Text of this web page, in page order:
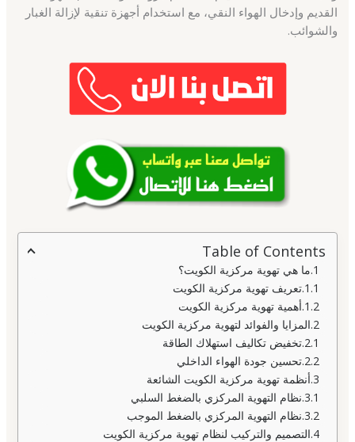
القديم وإدخال الهواء النقي، مع استخدام أجهزة تنقية لإزالة الغبار
والشوائب.
Table of Contents
ما هي تهوية مركزية الكويت؟
تعريف تهوية مركزية الكويت
أهمية تهوية مركزية الكويت
المزايا والفوائد لتهوية مركزية الكويت
تخفيض تكاليف استهلاك الطاقة
تحسين جودة الهواء الداخلي
أنظمة تهوية مركزية الكويت الشائعة
نظام التهوية المركزي بالضغط السلبي
نظام التهوية المركزي بالضغط الموجب
التصميم والتركيب لنظام تهوية مركزية الكويت